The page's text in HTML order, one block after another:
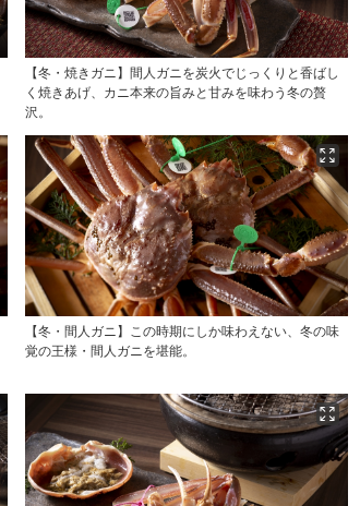
【冬・焼きガニ】間人ガニを炭火でじっくりと香ばし
く焼きあげ、カニ本来の旨みと甘みを味わう冬の贅
沢。
【冬・間人ガニ】この時期にしか味わえない、冬の味
覚の王様・間人ガニを堪能。